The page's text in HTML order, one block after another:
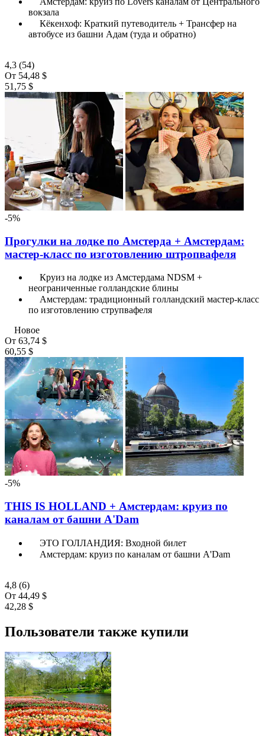
вокзала
Кёкенхоф: Краткий путеводитель + Трансфер на
автобусе из башни Адам (туда и обратно)
4,3 (54)
От 54,48 $
51,75 $
-5%
Прогулки на лодке по Амстерда + Амстердам:
мастер-класс по изготовлению штропвафеля
Круиз на лодке из Амстердама NDSM +
неограниченные голландские блины
Амстердам: традиционный голландский мастер-класс
по изготовлению струпвафеля
Новое
От 63,74 $
60,55 $
-5%
THIS IS HOLLAND + Амстердам: круиз по
каналам от башни A'Dam
ЭТО ГОЛЛАНДИЯ: Входной билет
Амстердам: круиз по каналам от башни A'Dam
4,8 (6)
От 44,49 $
42,28 $
Пользователи также купили